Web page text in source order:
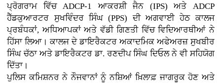
ਪ੍ਰੋਗਰਾਮ ਵਿੱਚ ADCP-1 ਆਕਰਸ਼ੀ ਜੈਨ (IPS) ਅਤੇ ADCP
ਹੈੱਡਕੁਆਰਟਰ ਸੁਖਵਿੰਦਰ ਸਿੰਘ (PPS) ਦੀ ਅਗਵਾਈ ਹੇਠ ਕਾਲਜ
ਪ੍ਰਬੰਧਕਾਂ, ਅਧਿਆਪਕਾਂ ਅਤੇ ਵੱਡੀ ਗਿਣਤੀ ਵਿੱਚ ਵਿਦਿਆਰਥੀਆਂ ਨੇ
ਹਿੱਸਾ ਲਿਆ। ਕਾਲਜ ਦੇ ਡਾਇਰੈਕਟਰ ਅਕਾਦਮਿਕ ਅਫੇਅਰਜ਼ ਸੁਖਬੀਰ
ਸਿੰਘ ਚੱਠਾ ਅਤੇ ਡਾਇਰੈਕਟਰ ਡਾ. ਰਣਦੀਪ ਸਿੰਘ ਦਿਓਲ ਨੇ ਵੀ ਸਹਿਯੋਗ
ਦਿੱਤਾ।
ਪੁਲਿਸ ਕਮਿਸ਼ਨਰ ਨੇ ਨੌਜਵਾਨਾਂ ਨੂੰ ਨਸ਼ਿਆਂ ਖ਼ਿਲਾਫ਼ ਜਾਗਰੂਕ ਹੋਣ ਅਤੇ